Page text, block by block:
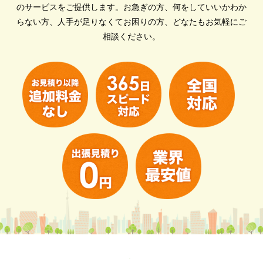
のサービスをご提供します。 お急ぎの方、何をしていいかわか
らない方、人手が足りなくてお困りの方、どなたもお気軽にご
相談ください。